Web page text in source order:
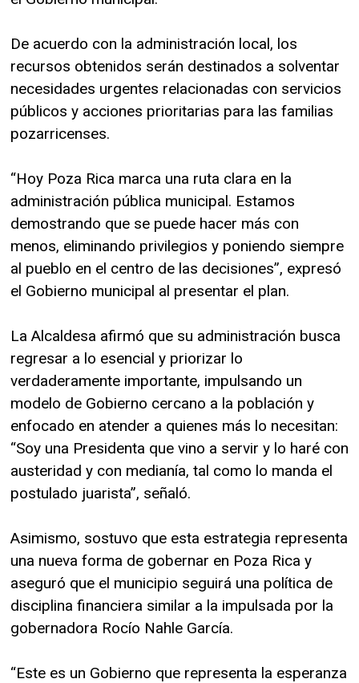
De acuerdo con la administración local, los
recursos obtenidos serán destinados a solventar
necesidades urgentes relacionadas con servicios
públicos y acciones prioritarias para las familias
pozarricenses.
“Hoy Poza Rica marca una ruta clara en la
administración pública municipal. Estamos
demostrando que se puede hacer más con
menos, eliminando privilegios y poniendo siempre
al pueblo en el centro de las decisiones”, expresó
el Gobierno municipal al presentar el plan.
La Alcaldesa afirmó que su administración busca
regresar a lo esencial y priorizar lo
verdaderamente importante, impulsando un
modelo de Gobierno cercano a la población y
enfocado en atender a quienes más lo necesitan:
“Soy una Presidenta que vino a servir y lo haré con
austeridad y con medianía, tal como lo manda el
postulado juarista”, señaló.
Asimismo, sostuvo que esta estrategia representa
una nueva forma de gobernar en Poza Rica y
aseguró que el municipio seguirá una política de
disciplina financiera similar a la impulsada por la
gobernadora Rocío Nahle García.
“Este es un Gobierno que representa la esperanza